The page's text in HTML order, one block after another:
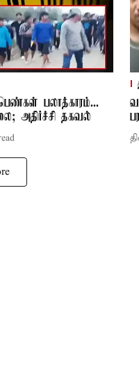
பலாத்காரம்...
அதிர்ச்சி தகவல்